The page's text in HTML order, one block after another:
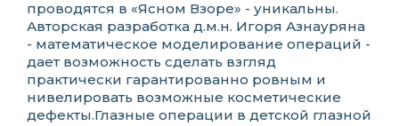
проводятся в «Ясном Взоре» - уникальны.
Авторская разработка д.м.н. Игоря Азнауряна
- математическое моделирование операций -
дает возможность сделать взгляд
практически гарантированно ровным и
нивелировать возможные косметические
дефекты.Глазные операции в детской глазной